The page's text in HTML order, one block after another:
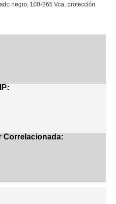
negro, 100-265 Vca, protección
Correlacionada: